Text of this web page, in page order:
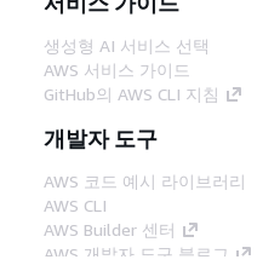
생성형 AI 서비스 선택
AWS 서비스 가이드
GitHub의 AWS CLI 지침
개발자 도구
AWS 코드 예시 라이브러리
AWS CLI
AWS Builder 센터
AWS 개발자 도구 블로그